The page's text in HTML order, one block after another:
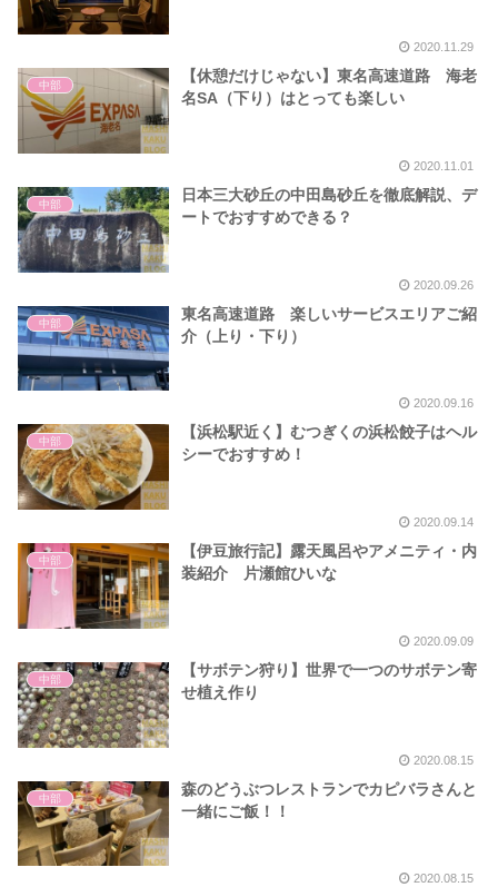
2020.11.29
中部
【休憩だけじゃない】東名高速道路 海老
名SA（下り）はとっても楽しい
2020.11.01
中部
日本三大砂丘の中田島砂丘を徹底解説、デ
ートでおすすめできる？
2020.09.26
中部
東名高速道路 楽しいサービスエリアご紹
介（上り・下り）
2020.09.16
中部
【浜松駅近く】むつぎくの浜松餃子はヘル
シーでおすすめ！
2020.09.14
中部
【伊豆旅行記】露天風呂やアメニティ・内
装紹介 片瀬館ひいな
2020.09.09
中部
【サボテン狩り】世界で一つのサボテン寄
せ植え作り
2020.08.15
中部
森のどうぶつレストランでカピバラさんと
一緒にご飯！！
2020.08.15